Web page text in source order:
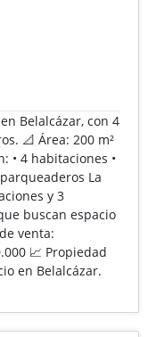
Belalcázar, con 4
📐 Área: 200 m²
• 4 habitaciones •
La
y 3
buscan espacio
venta:
📈 Propiedad
en Belalcázar.